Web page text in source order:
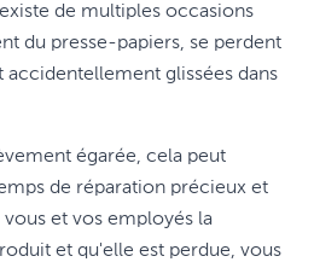
de multiples occasions
du presse-papiers, se perdent
accidentellement glissées dans
égarée, cela peut
de réparation précieux et
et vos employés la
et qu'elle est perdue, vous